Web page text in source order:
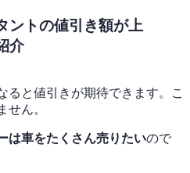
ントの値引き額が上
介
ると値引きが期待できます。こ
せん。
は車をたくさん売りたいので